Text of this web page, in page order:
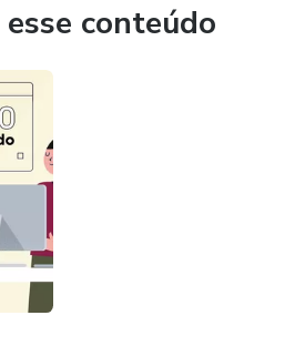
conteúdo